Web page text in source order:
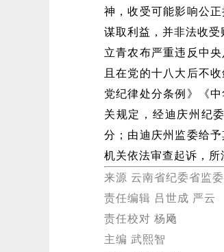
神，收受可能影响公
谋取利益，并非法收受
立青农布严重违反中
且在党的十八大后不
党纪律处分条例》《
关规定，经迪庆州纪
分；由迪庆州监委给
机关依法审查起诉，所
来源 云南省纪委省监
责任编辑 吕世成 严云
责任校对 杨飏
主编 武熙智